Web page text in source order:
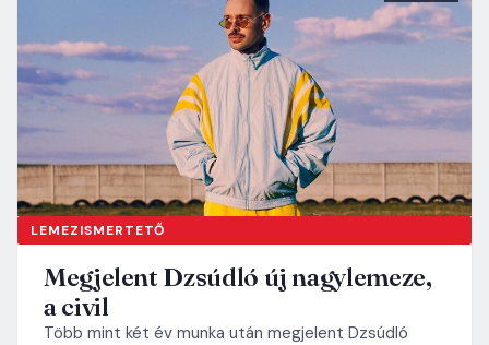
LEMEZISMERTETŐ
Megjelent Dzsúdló új nagylemeze,
a civil
Több mint két év munka után megjelent Dzsúdló